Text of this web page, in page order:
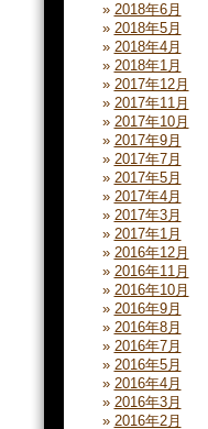
2018年6月
2018年5月
2018年4月
2018年1月
2017年12月
2017年11月
2017年10月
2017年9月
2017年7月
2017年5月
2017年4月
2017年3月
2017年1月
2016年12月
2016年11月
2016年10月
2016年9月
2016年8月
2016年7月
2016年5月
2016年4月
2016年3月
2016年2月